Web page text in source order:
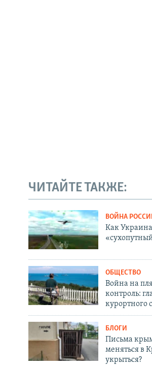
ЧИТАЙТЕ ТАКЖЕ:
ВОЙНА
Как Украина
ОБЩЕСТВО
Война на
контроль:
курортного
БЛОГИ
Письма
меняться в
укрыться?